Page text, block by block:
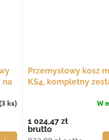
na
(3 ks)
Przemysłowy kosz
KS4, kompletny
W
1 024,47 zł
brutto